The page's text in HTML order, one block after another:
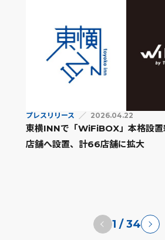
プレスリリース 2026.04.22
東横INNで「WiFiBOX」本格設
店舗へ設置、計66店舗に拡大
1 / 34